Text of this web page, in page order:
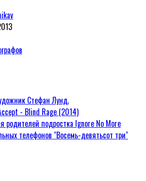
Стефан Лунд.
- Blind Rage (2014)
родителей подростка Ignore No More
телефонов "Восемь-девятьсот три"